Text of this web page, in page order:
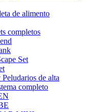
de alimento
completos
Set
de alta
completo